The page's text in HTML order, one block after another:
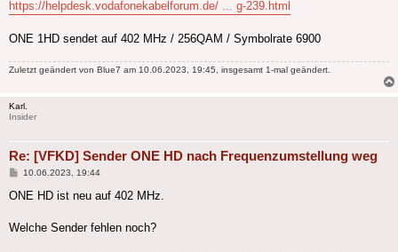
https://helpdesk.vodafonekabelforum.de/ ... g-239.html
ONE 1HD sendet auf 402 MHz / 256QAM / Symbolrate 6900
Zuletzt geändert von Blue7 am 10.06.2023, 19:45, insgesamt 1-mal geändert.
Karl.
Insider
Re: [VFKD] Sender ONE HD nach Frequenzumstellung weg
Beitrag
10.06.2023, 19:44
ONE HD ist neu auf 402 MHz.
Welche Sender fehlen noch?